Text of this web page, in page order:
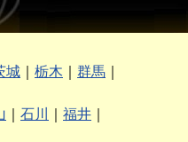
城 栃木 群馬
石川 福井